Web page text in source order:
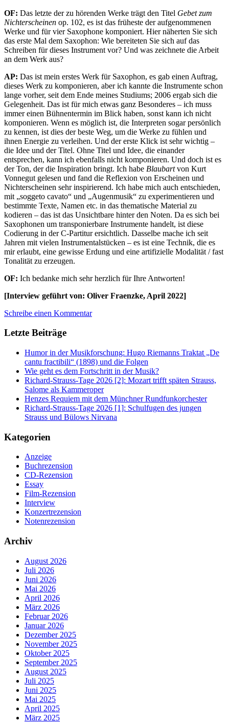
OF: Das letzte der zu hörenden Werke trägt den Titel Gebet zum
Nichterscheinen op. 102, es ist das früheste der aufgenommenen
Werke und für vier Saxophone komponiert. Hier näherten Sie sich
das erste Mal dem Saxophon: Wie bereiteten Sie sich auf das
Schreiben für dieses Instrument vor? Und was zeichnete die Arbeit
an dem Werk aus?
AP: Das ist mein erstes Werk für Saxophon, es gab einen Auftrag,
dieses Werk zu komponieren, aber ich kannte die Instrumente schon
lange vorher, seit dem Ende meines Studiums; 2006 ergab sich die
Gelegenheit. Das ist für mich etwas ganz Besonderes – ich muss
immer einen Bühnentermin im Blick haben, sonst kann ich nicht
komponieren. Wenn es möglich ist, die Interpreten sogar persönlich
zu kennen, ist dies der beste Weg, um die Werke zu fühlen und
ihnen Energie zu verleihen. Und der erste Klick ist sehr wichtig –
die Idee und der Titel. Ohne Titel und Idee, die einander
entsprechen, kann ich ebenfalls nicht komponieren. Und doch ist es
der Ton, der die Inspiration bringt. Ich habe Blaubartvon Kurt
Vonnegut gelesen und fand die Reflexion von Erscheinen und
Nichterscheinen sehr inspirierend. Ich habe mich auch entschieden,
mit „soggeto cavato“ und „Augenmusik“ zu experimentieren und
bestimmte Texte, Namen etc. in das thematische Material zu
kodieren – das ist das Unsichtbare hinter den Noten. Da es sich bei
Saxophonen um transponierbare Instrumente handelt, ist diese
Codierung in der C-Partitur ersichtlich. Dasselbe mache ich seit
Jahren mit vielen Instrumentalstücken – es ist eine Technik, die es
mir erlaubt, eine gewisse Erdung und eine artifizielle Modalität / fast
Tonalität zu erzeugen.
OF: Ich bedanke mich sehr herzlich für Ihre Antworten!
[Interview geführt von: Oliver Fraenzke, April 2022]
Schreibe einen Kommentar
Letzte Beiträge
Humor in der Musikforschung: Hugo Riemanns Traktat „De
cantu fractibili“ (1898) und die Folgen
Wie geht es dem Fortschritt in der Musik?
Richard-Strauss-Tage 2026 [2]: Mozart trifft späten Strauss,
Salome als Kammeroper
Henzes Requiem mit dem Münchner Rundfunkorchester
Richard-Strauss-Tage 2026 [1]: Schulfugen des jungen
Strauss und Bülows Nirvana
Kategorien
Anzeige
Buchrezension
CD-Rezension
Essay
Film-Rezension
Interview
Konzertrezension
Notenrezension
Archiv
August 2026
Juli 2026
Juni 2026
Mai 2026
April 2026
März 2026
Februar 2026
Januar 2026
Dezember 2025
November 2025
Oktober 2025
September 2025
August 2025
Juli 2025
Juni 2025
Mai 2025
April 2025
März 2025